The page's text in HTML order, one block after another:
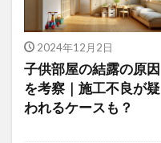
2024年12月2日
子供部屋の結露の原因
を考察｜施工不良が疑
われるケースも？